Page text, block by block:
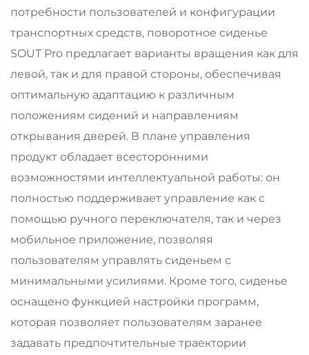
потребности пользователей и конфигурации
транспортных средств, поворотное сиденье
SOUT Pro предлагает варианты вращения как для
левой, так и для правой стороны, обеспечивая
оптимальную адаптацию к различным
положениям сидений и направлениям
открывания дверей. В плане управления
продукт обладает всесторонними
возможностями интеллектуальной работы: он
полностью поддерживает управление как с
помощью ручного переключателя, так и через
мобильное приложение, позволяя
пользователям управлять сиденьем с
минимальными усилиями. Кроме того, сиденье
оснащено функцией настройки программ,
которая позволяет пользователям заранее
задавать предпочтительные траектории